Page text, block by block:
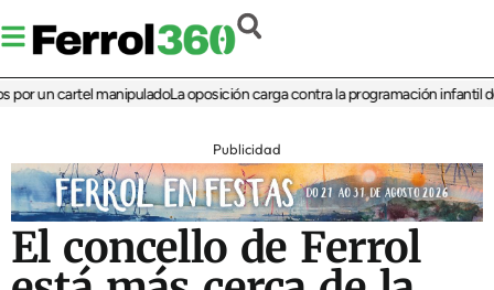
un cartel manipuladoLa oposición carga contra la programación infantil de
Publicidad
El concello de Ferrol